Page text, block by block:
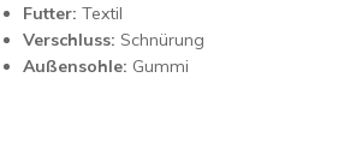
Futter: Textil
Verschluss: Schnürung
Außensohle: Gummi